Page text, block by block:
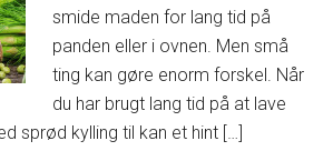
smide maden for lang tid på
panden eller i ovnen. Men små
ting kan gøre enorm forskel. Når
du har brugt lang tid på at lave
sprød kylling til kan et hint […]